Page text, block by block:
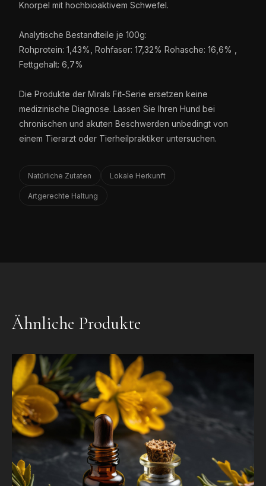
Knorpel mit hochbioaktivem Schwefel.
Analytische Bestandteile je 100g:
Rohprotein: 1,43%, Rohfaser: 17,32% Rohasche: 16,6% ,
Fettgehalt: 6,7%
Die Produkte der Mirals Fit-Serie ersetzen keine
medizinische Diagnose. Lassen Sie Ihren Hund bei
chronischen und akuten Beschwerden unbedingt von
einem Tierarzt oder Tierheilpraktiker untersuchen.
Natürliche Zutaten Lokale Herkunft
Artgerechte Haltung
Ähnliche Produkte